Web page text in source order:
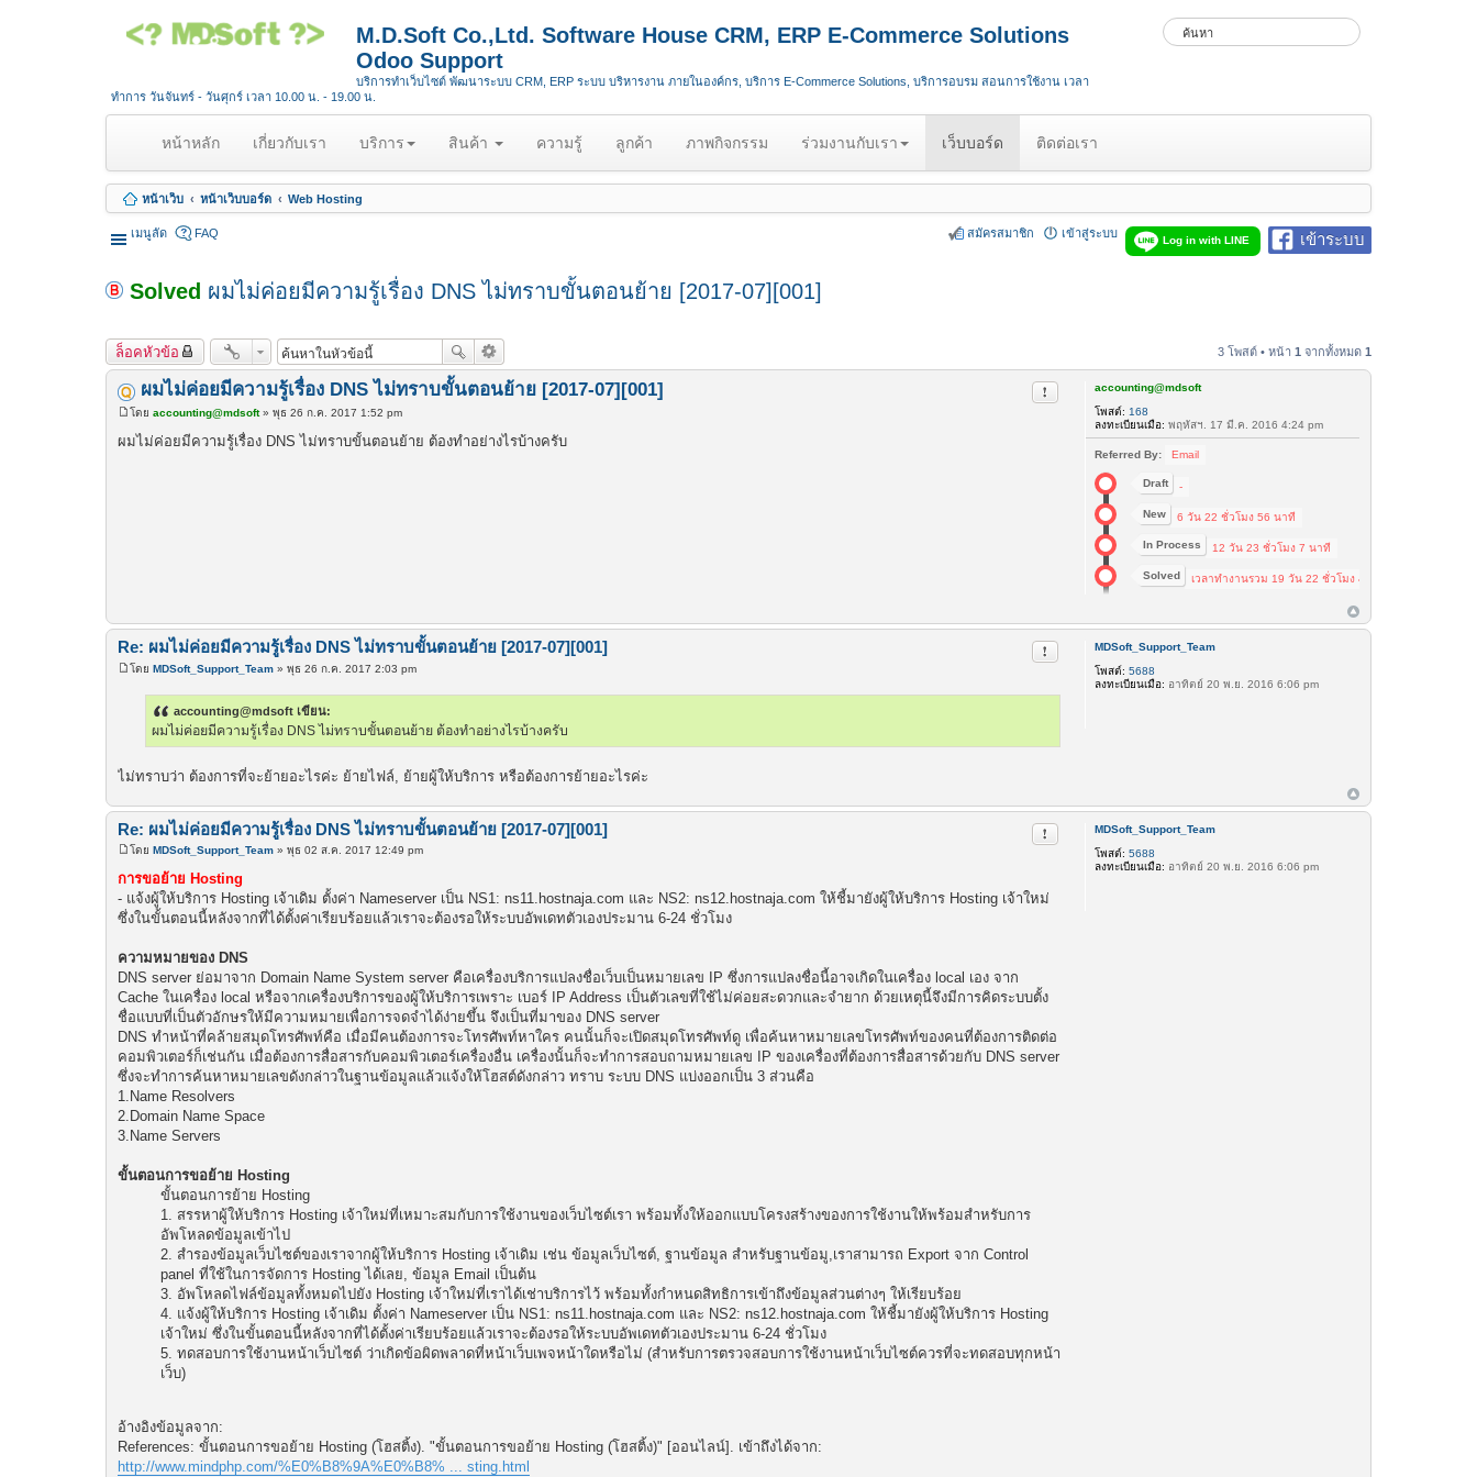
M.D.Soft Co.,Ltd. Software House CRM, ERP E-Commerce Solutions
Odoo Support
บริการทำเว็บไซต์ พัฒนาระบบ CRM, ERP ระบบ บริหารงาน ภายในองค์กร, บริการ E-Commerce Solutions, บริการอบรม สอนการใช้งาน เวลา
ทำการ วันจันทร์ - วันศุกร์ เวลา 10.00 น. - 19.00 น.
หน้าหลัก(
u
r
t
เกี่ยวกับเรา บริการ สินค้า ความรู้ ลูกค้า ภาพกิจกรรม ร่วมงานกับเรา เว็บบอร์ด ติดต่อเรา
หน้าเว็บ หน้าเว็บบอร์ด Web Hosting
เมนูลัด เข้าระบบ
Log in with LINE
FAQ เข้าสู่ระบบ
สมัครสมาชิก
Solved ผมไม่ค่อยมีความรู้เรื่อง DNS ไม่ทราบขั้นตอนย้าย [2017-07][001]
ล็อคหัวข้อ 3 โพสต์ • หน้า 1 จากทั้งหมด 1
accounting@mdsoft
โพสต์: 168
ลงทะเบียนเมื่อ: พฤหัสฯ. 17 มี.ค. 2016 4:24 pm
Referred By: Email
Draft -
New 6 วัน 22 ชั่วโมง 56 นาที
In Process 12 วัน 23 ชั่วโมง 7 นาที
Solved เวลาทำงานรวม 19 วัน 22 ชั่วโมง 4 นาที
ผมไม่ค่อยมีความรู้เรื่อง DNS ไม่ทราบขั้นตอนย้าย [2017-07][001] รายงานในข้อความ
พ
ส
โดย accounting@mdsoft» พุธ 26 ก.ค. 2017 1:52 pm
ผมไม่ค่อยมีความรู้เรื่อง DNS ไม่ทราบขั้นตอนย้าย ต้องทำอย่างไรบ้างครับ
MDSoft_Support_Team
โพสต์: 5688
ลงทะเบียนเมื่อ: อาทิตย์ 20 พ.ย. 2016 6:06 pm
Re: ผมไม่ค่อยมีความรู้เรื่อง DNS ไม่ทราบขั้นตอนย้าย [2017-07][001] รายงานในข้อความ
โดย MDSoft_Support_Team » พุธ 26 ก.ค. 2017 2:03 pm
accounting@mdsoft เขียน:
ผมไม่ค่อยมีความรู้เรื่อง DNS ไม่ทราบขั้นตอนย้าย ต้องทำอย่างไรบ้างครับ
ไม่ทราบว่า ต้องการที่จะย้ายอะไรค่ะ ย้ายไฟล์, ย้ายผู้ให้บริการ หรือต้องการย้ายอะไรค่ะ
MDSoft_Support_Team
โพสต์: 5688
ลงทะเบียนเมื่อ: อาทิตย์ 20 พ.ย. 2016 6:06 pm
Re: ผมไม่ค่อยมีความรู้เรื่อง DNS ไม่ทราบขั้นตอนย้าย [2017-07][001] รายงานในข้อความ
พ
ส
ต์
โดย MDSoft_Support_Team » พุธ 02 ส.ค. 2017 12:49 pm
การขอย้าย Hosting
- แจ้งผู้ให้บริการ Hosting เจ้าเดิม ตั้งค่า Nameserver เป็น NS1: ns11.hostnaja.com และ NS2: ns12.hostnaja.com ให้ชี้มายังผู้ให้บริการ Hosting เจ้าใหม่
ซึ่งในขั้นตอนนี้หลังจากที่ได้ตั้งค่าเรียบร้อยแล้วเราจะต้องรอให้ระบบอัพเดทตัวเองประมาน 6-24 ชั่วโมง
ความหมายของ DNS
DNS server ย่อมาจาก Domain Name System server คือเครื่องบริการแปลงชื่อเว็บเป็นหมายเลข IP ซึ่งการแปลงชื่อนี้อาจเกิดในเครื่อง local เอง จาก
Cache ในเครื่อง local หรือจากเครื่องบริการของผู้ให้บริการเพราะ เบอร์ IP Address เป็นตัวเลขที่ใช้ไม่ค่อยสะดวกและจำยาก ด้วยเหตุนี้จึงมีการคิดระบบตั้ง
ชื่อแบบที่เป็นตัวอักษรให้มีความหมายเพื่อการจดจำได้ง่ายขึ้น จึงเป็นที่มาของ DNS server
DNS ทำหน้าที่คล้ายสมุดโทรศัพท์คือ เมื่อมีคนต้องการจะโทรศัพท์หาใคร คนนั้นก็จะเปิดสมุดโทรศัพท์ดู เพื่อค้นหาหมายเลขโทรศัพท์ของคนที่ต้องการติดต่อ
คอมพิวเตอร์ก็เช่นกัน เมื่อต้องการสื่อสารกับคอมพิวเตอร์เครื่องอื่น เครื่องนั้นก็จะทำการสอบถามหมายเลข IP ของเครื่องที่ต้องการสื่อสารด้วยกับ DNS server
ซึ่งจะทำการค้นหาหมายเลขดังกล่าวในฐานข้อมูลแล้วแจ้งให้โฮสต์ดังกล่าว ทราบ ระบบ DNS แบ่งออกเป็น 3 ส่วนคือ
1.Name Resolvers
2.Domain Name Space
3.Name Servers
ขั้นตอนการขอย้าย Hosting
ขั้นตอนการย้าย Hosting
1. สรรหาผู้ให้บริการ Hosting เจ้าใหม่ที่เหมาะสมกับการใช้งานของเว็บไซต์เรา พร้อมทั้งให้ออกแบบโครงสร้างของการใช้งานให้พร้อมสำหรับการ
อัพโหลดข้อมูลเข้าไป
2. สำรองข้อมูลเว็บไซต์ของเราจากผู้ให้บริการ Hosting เจ้าเดิม เช่น ข้อมูลเว็บไซต์, ฐานข้อมูล สำหรับฐานข้อมู,เราสามารถ Export จาก Control
panel ที่ใช้ในการจัดการ Hosting ได้เลย, ข้อมูล Email เป็นต้น
3. อัพโหลดไฟล์ข้อมูลทั้งหมดไปยัง Hosting เจ้าใหม่ที่เราได้เช่าบริการไว้ พร้อมทั้งกำหนดสิทธิการเข้าถึงข้อมูลส่วนต่างๆ ให้เรียบร้อย
4. แจ้งผู้ให้บริการ Hosting เจ้าเดิม ตั้งค่า Nameserver เป็น NS1: ns11.hostnaja.com และ NS2: ns12.hostnaja.com ให้ชี้มายังผู้ให้บริการ Hosting
เจ้าใหม่ ซึ่งในขั้นตอนนี้หลังจากที่ได้ตั้งค่าเรียบร้อยแล้วเราจะต้องรอให้ระบบอัพเดทตัวเองประมาน 6-24 ชั่วโมง
5. ทดสอบการใช้งานหน้าเว็บไซต์ ว่าเกิดข้อผิดพลาดที่หน้าเว็บเพจหน้าใดหรือไม่ (สำหรับการตรวจสอบการใช้งานหน้าเว็บไซต์ควรที่จะทดสอบทุกหน้า
เว็บ)
อ้างอิงข้อมูลจาก:
References: ขั้นตอนการขอย้าย Hosting (โฮสติ้ง). "ขั้นตอนการขอย้าย Hosting (โฮสติ้ง)" [ออนไลน์]. เข้าถึงได้จาก:
http://www.mindphp.com/%E0%B8%9A%E0%B8% ... sting.html